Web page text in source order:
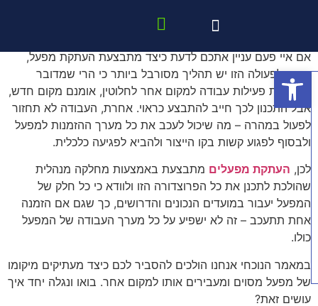
איך מעתיקים מפעל ממקום למקום?
אם איי פעם עניין אתכם לדעת כיצד מתבצעת העתקת מפעל,
הרי שלפעולה הזו יש תהליך מסורבל ביותר כי הרי שמדובר
בהעברת פעילות עבודה למקום אחר לחלוטין, אומנם מקום חדש,
אבל התכנון לכך חייב להתבצע כראוי. אחרת, העבודה לא תחזור
לפעול במהרה – מה שיכול לעכב את כל מערך ההזמנות למפעל
ולבסוף לפגוע קשות בקו הייצור ולהביא לפגיעה כלכלית.
לכן,העתקת מפעליםמתבצעת באמצעות מחלקה מנהלית
שהולכת לתכנן את כל הפרוצדורה הזו ולוודא כי כל חלק של
המפעל יעבור במועדים הנכונים והדרושים, כך שגם אם הזמנה
אחת תתעכב – זה לא ישפיע על כל מערך העבודה של המפעל
כולו.
במאמר הנוכחי אנחנו הולכים להסביר לכם כיצד מעתיקים מיקומו
של מפעל מסוים ומעבירים אותו למקום אחר. בואו ונגלה יחד איך
עושים זאת?
פתח סרגל נגישות